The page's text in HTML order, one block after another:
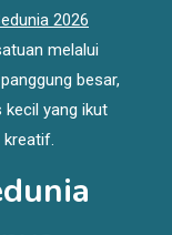
2026
melalui
besar,
kecil yang ikut
kreatif.